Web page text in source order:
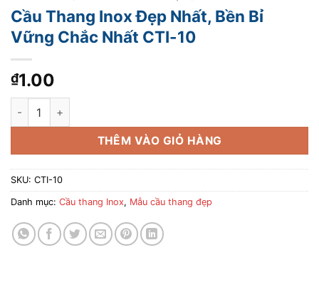
Cầu Thang Inox Đẹp Nhất, Bền Bỉ
Vững Chắc Nhất CTI-10
₫1.00
Cầu Thang Inox Đẹp Nhất, Bền Bỉ Vững Chắc Nhất CTI-10 số
THÊM VÀO GIỎ HÀNG
SKU: CTI-10
Danh mục: Cầu thang Inox, Mẫu cầu thang đẹp